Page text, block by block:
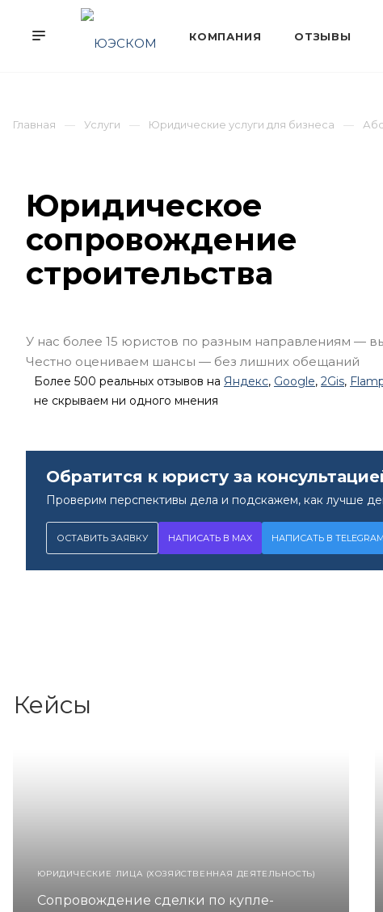
Главная Услуги Юридические услуги для бизнеса
Юридическое
сопровождение
строительства
У нас более 15 юристов по разным направлениям —
Честно оцениваем шансы — без лишних обещаний
Более 500 реальных отзывов на Яндекс, Google, 2Gis,
не скрываем ни одного мнения
Обратится к юристу за
Проверим перспективы дела и подскажем, как лучше
ОСТАВИТЬ ЗАЯВКУ НАПИСАТЬ В MAX НАПИСАТЬ В TELEGRAM
Кейсы
ЮРИДИЧЕСКИЕ ЛИЦА (ХОЗЯЙСТВЕННАЯ ДЕЯТЕЛЬНОСТЬ)
Сопровождение сделки по купле-